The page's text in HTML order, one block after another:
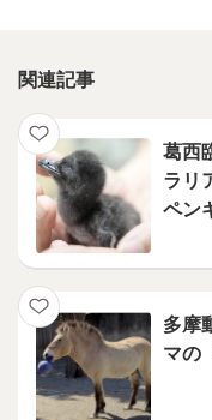
関連記事
葛西
ラリ
ペン
多摩
マの